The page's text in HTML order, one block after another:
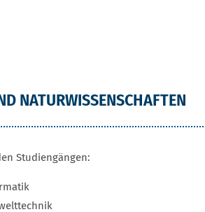
NATURWISSENSCHAFTEN
Studiengängen: